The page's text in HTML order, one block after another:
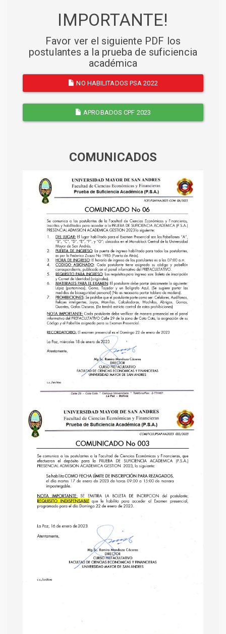
IMPORTANTE!
Favor ver el siguiente PDF los
postulantes a la prueba de suficiencia
académica
NO HABILITADOS PSA 2022
APROBADOS CPF 2023
COMUNICADOS